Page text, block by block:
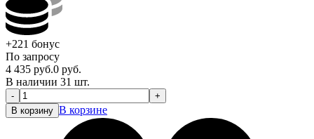
+221 бонус
По запросу
4 435 руб.0 руб.
В наличии 31 шт.
-
+
В корзину В корзине